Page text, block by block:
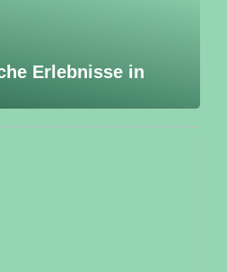
Erlebnisse in